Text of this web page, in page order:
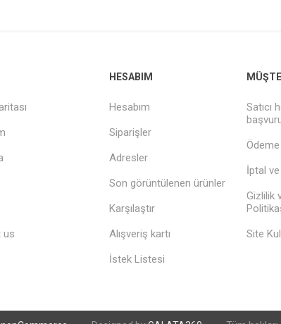
us
HESABIM
Hesabım
Siparişler
Adresler
Son görüntülenen ürünler
Karşılaştır
Alışveriş kartı
İstek Listesi
Satıcı
İptal
Gizlilik
Site